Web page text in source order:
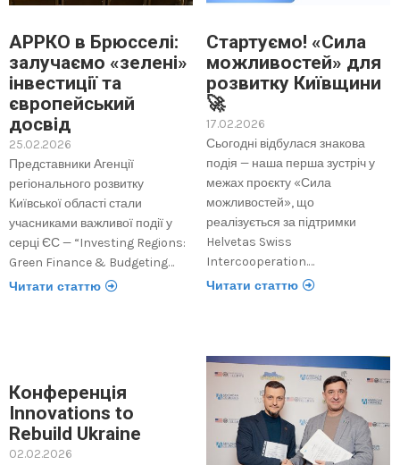
АРРКО в Брюсселі:
залучаємо «зелені»
інвестиції та
європейський
досвід
25.02.2026
Представники Агенції
регіонального розвитку
Київської області стали
учасниками важливої події у
серці ЄС — “Investing Regions:
Green Finance & Budgeting…
Читати статтю
Стартуємо! «Сила
можливостей» для
розвитку Київщини
🚀
17.02.2026
Сьогодні відбулася знакова
подія — наша перша зустріч у
межах проєкту «Сила
можливостей», що
реалізується за підтримки
Helvetas Swiss
Intercooperation.…
Читати статтю
Конференція
Innovations to
Rebuild Ukraine
02.02.2026